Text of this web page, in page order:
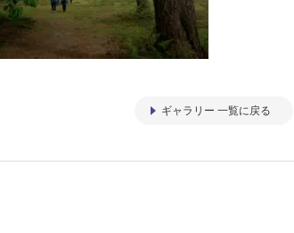
ギャラリー 一覧に戻る